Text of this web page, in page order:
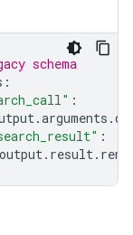
schema
:
:
.arguments .
:
output. result.